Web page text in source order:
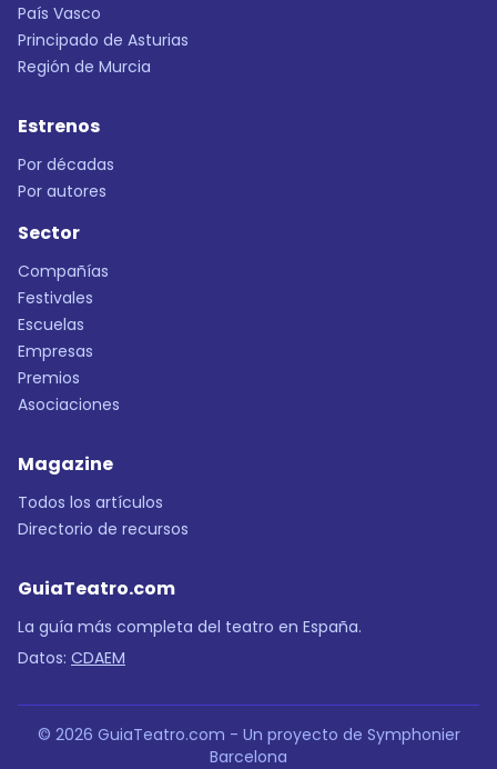
País Vasco
Principado de Asturias
Región de Murcia
Estrenos
Por décadas
Por autores
Sector
Compañías
Festivales
Escuelas
Empresas
Premios
Asociaciones
Magazine
Todos los artículos
Directorio de recursos
GuiaTeatro.com
La guía más completa del teatro en España.
Datos: CDAEM
© 2026 GuiaTeatro.com - Un proyecto de Symphonier
Barcelona